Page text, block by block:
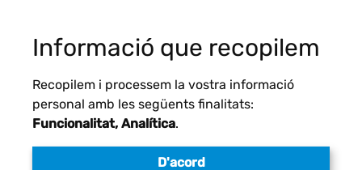
Informació que recopilem
Recopilem i processem la vostra informació
personal amb les següents finalitats:
Funcionalitat, Analítica.
D'acord